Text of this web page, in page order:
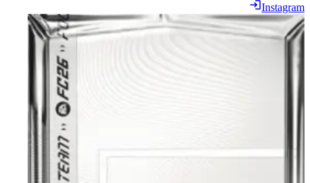
Instagram